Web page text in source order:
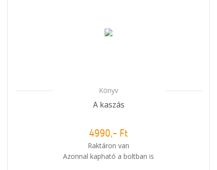
Könyv
A kaszás
4990,- Ft
Raktáron van
Azonnal kapható a boltban is